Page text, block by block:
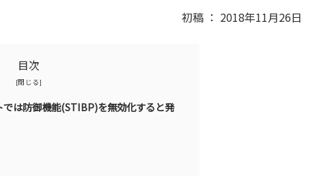
初稿 ： 2018年11月26日
目次
では防御機能(STIBP)を無効化すると発